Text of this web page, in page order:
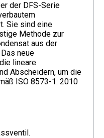
der DFS-Serie
Sie sind eine
Methode zur
aus der
neue
lineare
Abscheidern, um die
ISO 8573-1: 2010